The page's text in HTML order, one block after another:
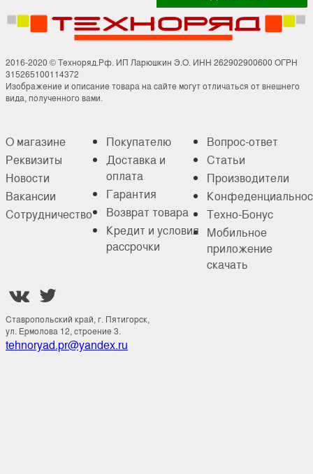
2016-2020 © Техноряд.Рф. ИП Ларюшкин Э.О. ИНН 262902900600 ОГРН
315265100114372
Изображение и описание товара на сайте могут отличаться от внешнего
вида, полученного вами.
О магазине
Реквизиты
Новости
Вакансии
Сотрудничество
Покупателю
Доставка и
оплата
Гарантия
Возврат товара
Кредит и условия
рассрочки
Вопрос-ответ
Статьи
Производители
Техно-Бонус
Мобильное
приложение
скачать
 
Ставропольский край, г. Пятигорск,
ул. Ермолова 12, строение 3.
tehnoryad.pr@yandex.ru